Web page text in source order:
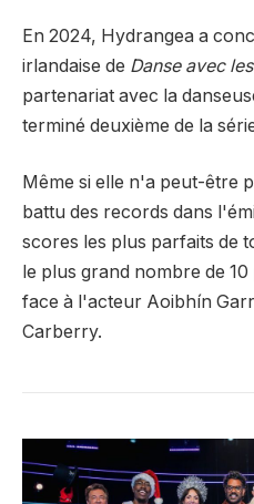
En 2024, Hydrangea a
irlandaise de Danse avec
partenariat avec la
terminé deuxième de la
Même si elle n'a peut-être
battu des records dans
scores les plus parfaits de
le plus grand nombre de
face à l'acteur Aoibhín
Carberry.